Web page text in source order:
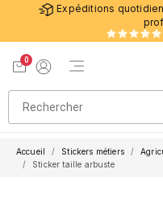
Expéditions
0
Menu de
Accueil Stickers métiers
Sticker taille arbuste